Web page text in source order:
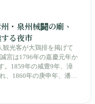
・泉州械闘の廟、
る夜市
観光客が大鶏排を掲げて
宮は1796年の嘉慶元年か
。1859年の咸豊9年、漳
、1860年の庚申年、潘永
大北路という四本の整然